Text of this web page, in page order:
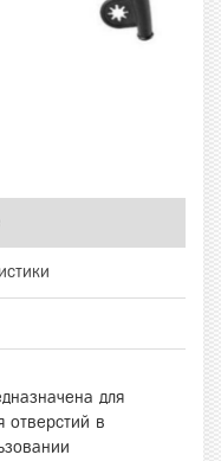
для
отверстий в